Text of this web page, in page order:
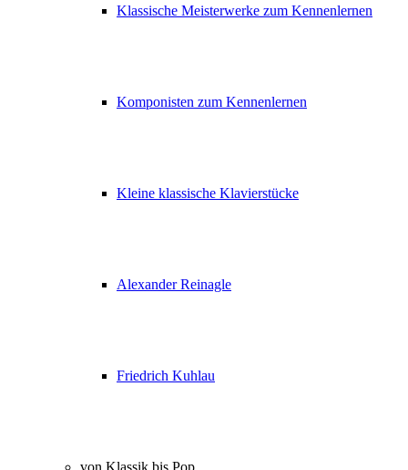
Klassische Meisterwerke zum Kennenlernen
Komponisten zum Kennenlernen
Kleine klassische Klavierstücke
Alexander Reinagle
Friedrich Kuhlau
von Klassik bis Pop